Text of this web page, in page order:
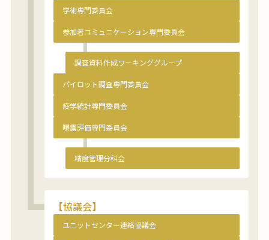
学術専門委員会
参加者コミュニケーション専門委員会
調査資料作成ワーキンググループ
パイロット調査専門委員会
疫学統計専門委員会
曝露評価専門委員会
精度管理分科会
【協議会】
ユニットセンター連絡協議会